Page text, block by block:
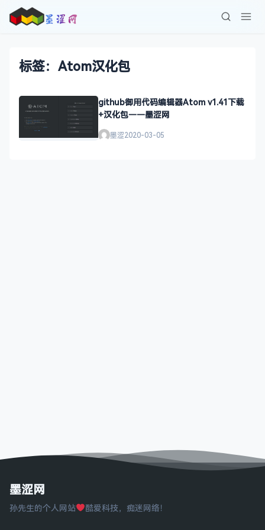
标签：Atom汉化包
github御用代码编辑器Atom v1.41下载
+汉化包——墨涩网
墨涩2020-03-05
墨涩网
孙先生的个人网站 酷爱科技，痴迷网络！